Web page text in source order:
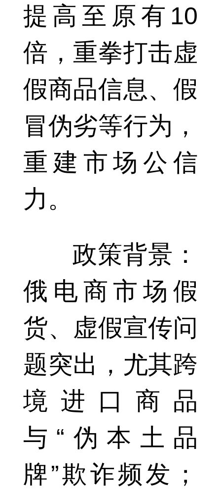
提高至原有10
倍，重拳打击虚
假商品信息、假
冒伪劣等行为，
重建市场公信
力。
政策背景：
俄电商市场假
货、虚假宣传问
题突出，尤其跨
境进口商品
与“伪本土品
牌”欺诈频发；